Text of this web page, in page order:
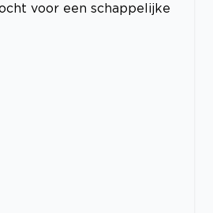
voor een schappelijke